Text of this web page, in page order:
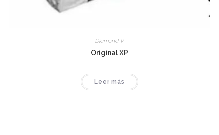
Diamond V
Original XP
Leer más